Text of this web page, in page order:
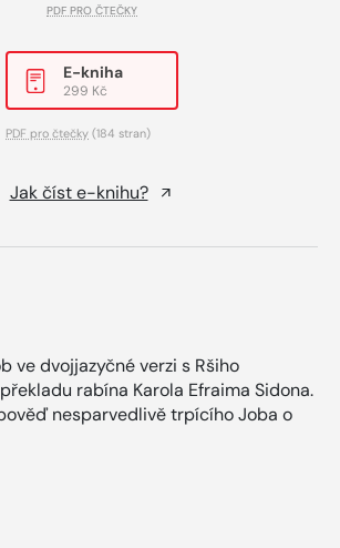
PDF PRO ČTEČKY
E-kniha
299 Kč
PDF pro čtečky (184 stran)
Jak číst e-knihu?
ve dvojjazyčné verzi s Ršiho
rabína Karola Efraima Sidona.
nesparvedlivě trpícího Joba o